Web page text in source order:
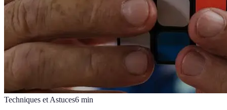
Techniques et Astuces6 min